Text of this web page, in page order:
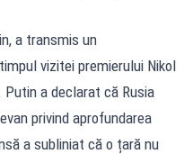
a transmis un
vizitei premierului Nikol
Putin a declarat că Rusia
privind aprofundarea
a subliniat că o țară nu